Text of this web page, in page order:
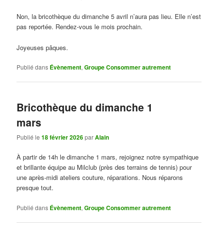
Non, la bricothèque du dimanche 5 avril n’aura pas lieu. Elle n’est
pas reportée. Rendez-vous le mois prochain.
Joyeuses pâques.
Publié dans Évènement,Groupe Consommer autrement
Bricothèque du dimanche 1
mars
Publié le18 février 2026parAlain
À partir de 14h le dimanche 1 mars, rejoignez notre sympathique
et brillante équipe au Milclub (près des terrains de tennis) pour
une après-midi ateliers couture, réparations. Nous réparons
presque tout.
Publié dans Évènement,Groupe Consommer autrement